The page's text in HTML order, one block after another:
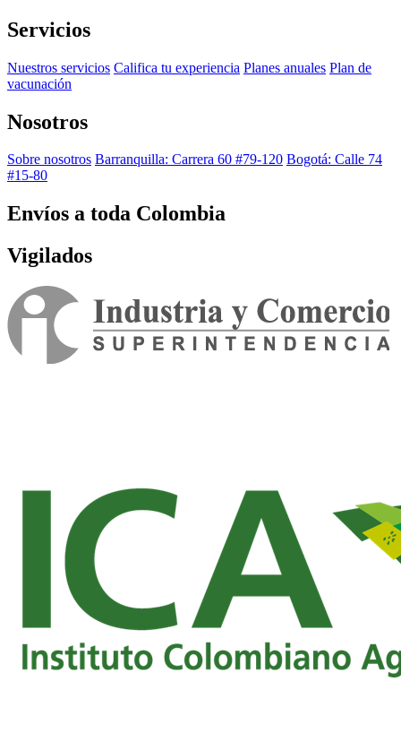
Servicios
Nuestros servicios Califica tu experiencia Planes anuales Plan de
vacunación
Nosotros
Sobre nosotros Barranquilla: Carrera 60 #79-120 Bogotá: Calle 74
#15-80
Envíos a toda Colombia
Vigilados